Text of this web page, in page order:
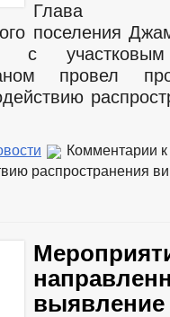
Глава
поселения
с участковым
провел
Комментарии
распространения